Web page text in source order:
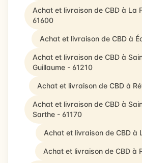
Achat et livraison de CBD à La
61600
Achat et livraison de CBD à
Achat et livraison de CBD à
Guillaume - 61210
Achat et livraison de CBD à
Achat et livraison de CBD à
Sarthe - 61170
Achat et livraison de CBD à
Achat et livraison de CBD à